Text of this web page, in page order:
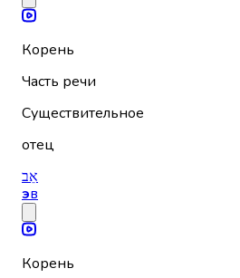
Корень
Часть речи
Существительное
отец
אֵב
эв
Корень